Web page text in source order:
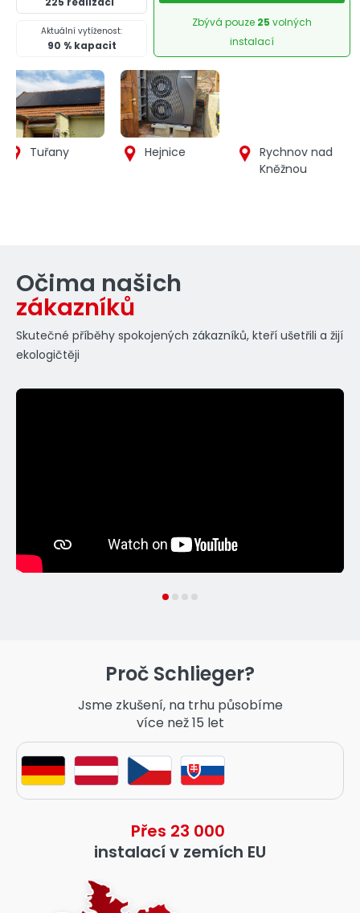
Aktuální vytíženost:
90 % kapacit
Zbývá pouze 25 volných
instalací
Hejnice
Rychnov nad
Nový Malín
Očima našich
zákazníků
Skutečné příběhy spokojených zákazníků, kteří ušetřili a žijí
ekologičtěji
Proč Schlieger?
Jsme zkušení, na trhu působíme
více než 15 let
Přes 23 000
instalací v zemích EU